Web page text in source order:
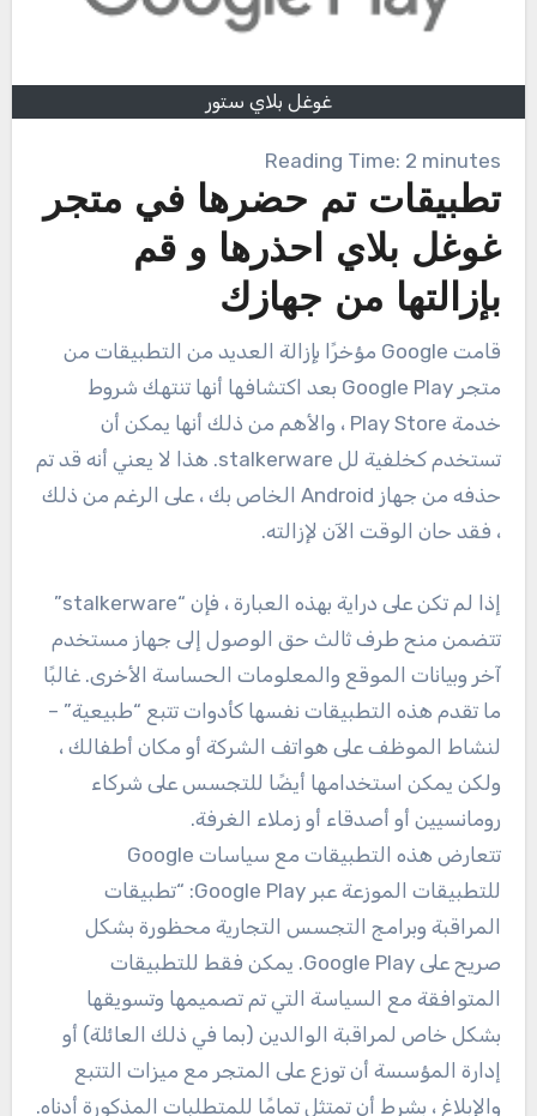
غوغل بلاي ستور
Reading Time: 2 minutes
تطبيقات تم حضرها في متجر
غوغل بلاي احذرها و قم
بإزالتها من جهازك
قامت Google مؤخرًا بإزالة العديد من التطبيقات من
متجر Google Play بعد اكتشافها أنها تنتهك شروط
خدمة Play Store ، والأهم من ذلك أنها يمكن أن
تستخدم كخلفية لل stalkerware. هذا لا يعني أنه قد تم
حذفه من جهاز Android الخاص بك ، على الرغم من ذلك
، فقد حان الوقت الآن لإزالته.
إذا لم تكن على دراية بهذه العبارة ، فإن “stalkerware”
تتضمن منح طرف ثالث حق الوصول إلى جهاز مستخدم
آخر وبيانات الموقع والمعلومات الحساسة الأخرى. غالبًا
ما تقدم هذه التطبيقات نفسها كأدوات تتبع “طبيعية” –
لنشاط الموظف على هواتف الشركة أو مكان أطفالك ،
ولكن يمكن استخدامها أيضًا للتجسس على شركاء
رومانسيين أو أصدقاء أو زملاء الغرفة.
تتعارض هذه التطبيقات مع سياسات Google
للتطبيقات الموزعة عبر Google Play: “تطبيقات
المراقبة وبرامج التجسس التجارية محظورة بشكل
صريح على Google Play. يمكن فقط للتطبيقات
المتوافقة مع السياسة التي تم تصميمها وتسويقها
بشكل خاص لمراقبة الوالدين (بما في ذلك العائلة) أو
إدارة المؤسسة أن توزع على المتجر مع ميزات التتبع
والإبلاغ ، بشرط أن تمتثل تمامًا للمتطلبات المذكورة أدناه.